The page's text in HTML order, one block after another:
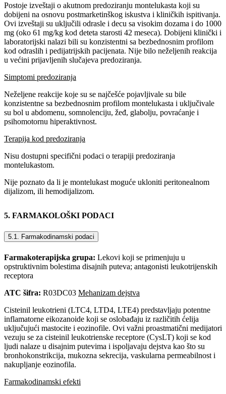
Postoje izveštaji o akutnom predoziranju montelukasta koji su
dobijeni na osnovu postmarketinškog iskustva i kliničkih ispitivanja.
Ovi izveštaji su uključili odrasle i decu sa visokim dozama i do 1000
mg (oko 61 mg/kg kod deteta starosti 42 meseca). Dobijeni klinički i
laboratorijski nalazi bili su konzistentni sa bezbednosnim profilom
kod odraslih i pedijatrijskih pacijenata. Nije bilo neželjenih reakcija
u većini prijavljenih slučajeva predoziranja.
Simptomi predoziranja
Neželjene reakcije koje su se najčešće pojavljivale su bile
konzistentne sa bezbednosnim profilom montelukasta i uključivale
su bol u abdomenu, somnolenciju, žeđ, glabolju, povraćanje i
psihomotornu hiperaktivnost.
Terapija kod predoziranja
Nisu dostupni specifični podaci o terapiji predoziranja
montelukastom.
Nije poznato da li je montelukast moguće ukloniti peritonealnom
dijalizom, ili hemodijalizom.
5. FARMAKOLOŠKI PODACI
5.1. Farmakodinamski podaci
Farmakoterapijska grupa: Lekovi koji se primenjuju u
opstruktivnim bolestima disajnih puteva; antagonisti leukotrijenskih
receptora
ATC šifra: R03DC03 Mehanizam dejstva
Cisteinil leukotrieni (LTC4, LTD4, LTE4) predstavljaju potentne
inflamatorne eikozanoide koji se oslobađaju iz različitih ćelija
uključujući mastocite i eozinofile. Ovi važni proastmatični medijatori
vezuju se za cisteinil leukotrienske receptore (CysLT) koji se kod
ljudi nalaze u disajnim putevima i ispoljavaju dejstva kao što su
bronhokonstrikcija, mukozna sekrecija, vaskularna permeabilnost i
nakupljanje eozinofila.
Farmakodinamski efekti